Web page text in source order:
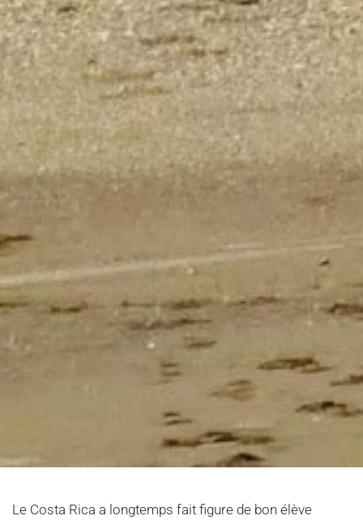
Le Costa Rica a longtemps fait figure de bon élève